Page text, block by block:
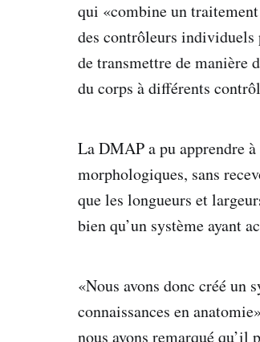
qui «combine un
des contrôleurs individuels
de transmettre de manière
du corps à différents
La DMAP a pu apprendre
morphologiques, sans
que les longueurs et
bien qu’un système ayant
«Nous avons donc créé un
connaissances en
nous avons remarqué qu’il